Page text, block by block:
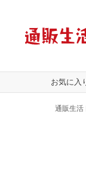
お気に入
通販生活